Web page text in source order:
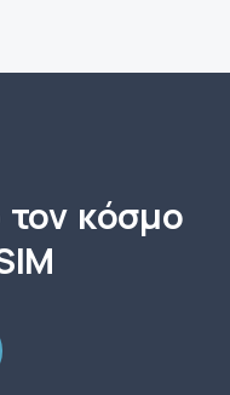
τον κόσμο